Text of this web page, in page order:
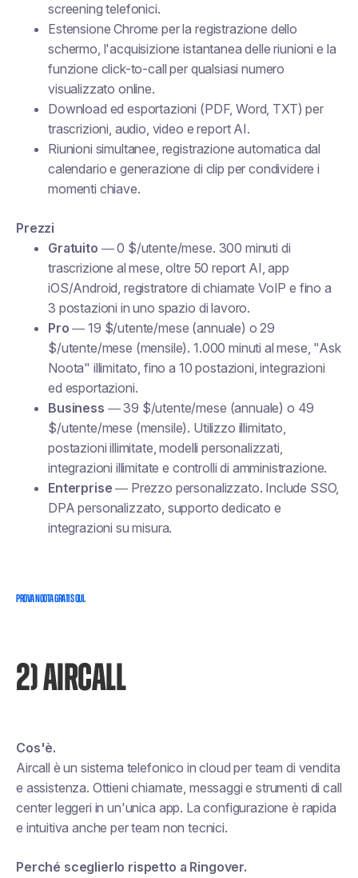
screening telefonici.
Estensione Chrome per la registrazione dello
schermo, l'acquisizione istantanea delle riunioni e la
funzione click-to-call per qualsiasi numero
visualizzato online.
Download ed esportazioni (PDF, Word, TXT) per
trascrizioni, audio, video e report AI.
Riunioni simultanee, registrazione automatica dal
calendario e generazione di clip per condividere i
momenti chiave.
Prezzi
Gratuito — 0 $/utente/mese. 300 minuti di
trascrizione al mese, oltre 50 report AI, app
iOS/Android, registratore di chiamate VoIP e fino a
3 postazioni in uno spazio di lavoro.
Pro — 19 $/utente/mese (annuale) o 29
$/utente/mese (mensile). 1.000 minuti al mese, "Ask
Noota" illimitato, fino a 10 postazioni, integrazioni
ed esportazioni.
Business — 39 $/utente/mese (annuale) o 49
$/utente/mese (mensile). Utilizzo illimitato,
postazioni illimitate, modelli personalizzati,
integrazioni illimitate e controlli di amministrazione.
Enterprise — Prezzo personalizzato. Include SSO,
DPA personalizzato, supporto dedicato e
integrazioni su misura.
PROVA NOOTA GRATIS QUI.
2) AIRCALL
Cos'è.
Aircall è un sistema telefonico in cloud per team di vendita
e assistenza. Ottieni chiamate, messaggi e strumenti di call
center leggeri in un'unica app. La configurazione è rapida
e intuitiva anche per team non tecnici.
Perché sceglierlo rispetto a Ringover.